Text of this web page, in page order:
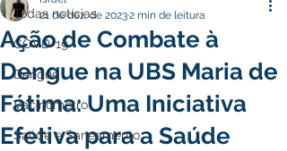
Todas notícias
COVD-19
Dengue
Vacinômetro
Saúde e Saneamento
Ação de Combate à
Dengue na UBS Maria de
Fátima: Uma Iniciativa
Efetiva para a Saúde
21 de dez. de 20232 min de leitura